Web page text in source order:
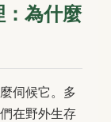
：為什麼
伺候它。多
在野外生存